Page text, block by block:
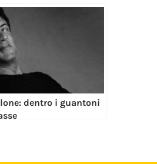
dentro i guantoni